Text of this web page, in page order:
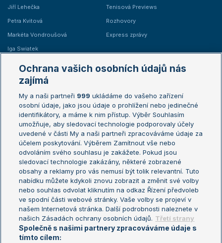
Jiří Lehečka
Petra Kvitová
Markéta Vondroušová
Iga Swiatek
Tenisová Previews
Rozhovory
Express zprávy
Žebříčky
Žebříček ATP (muži)
Žebříček WTA (ženy)
Sázkařský žebříček
Australian Open
French Open
Wimbledon
US Open
Turnaj mistrů
Turnaj mistryň
Aktualní trendy
Fotbalové přestupy
Livesport Daily
LS Prague Open
Ochrana vašich osobních údajů nás
zajímá
My a naši partneři 999 ukládáme do vašeho zařízení
osobní údaje, jako jsou údaje o prohlížení nebo jedinečné
identifikátory, a máme k nim přístup. Výběr Souhlasím
umožňuje, aby sledovací technologie podporovaly účely
uvedené v části My a naši partneři zpracováváme údaje za
účelem poskytování. Výběrem Zamítnout vše nebo
odvoláním svého souhlasu je zakážete. Pokud jsou
sledovací technologie zakázány, některé zobrazené
obsahy a reklamy pro vás nemusí být tolik relevantní. Tuto
nabídku můžete kdykoli znovu zobrazit a změnit své volby
nebo souhlas odvolat kliknutím na odkaz Řízení předvoleb
ve spodní části webové stránky. Vaše volby se projeví v
našem Internetová stránka. Další podrobnosti naleznete v
našich Zásadách ochrany osobních údajů. Třetí strany
Společně s našimi partnery zpracováváme údaje s
tímto cílem: